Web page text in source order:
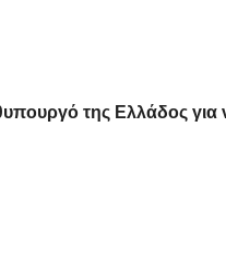
της Ελλάδος